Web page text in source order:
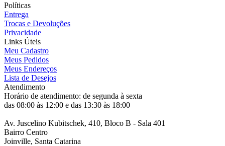
Políticas
Entrega
Trocas e Devoluções
Privacidade
Links Úteis
Meu Cadastro
Meus Pedidos
Meus Endereços
Lista de Desejos
Atendimento
Horário de atendimento: de segunda à sexta
das 08:00 às 12:00 e das 13:30 às 18:00
Av. Juscelino Kubitschek, 410, Bloco B - Sala 401
Bairro Centro
Joinville, Santa Catarina